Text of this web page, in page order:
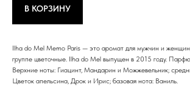
В КОРЗИНУ
Ilha do Mel Memo Paris — это аромат для мужчин и
группе цветочные. Ilha do Mel выпущен в 2015 году.
Верхние ноты: Гиацинт, Мандарин и Можжевельник;
Цветок апельсина, Дрок и Ирис; базовая нота: Ваниль.